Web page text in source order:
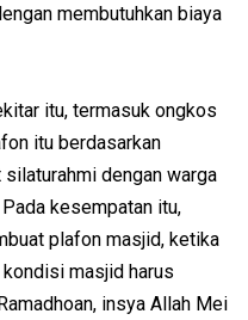
membutuhkan biaya
itu, termasuk ongkos
itu berdasarkan
dengan warga
kesempatan itu,
plafon masjid, ketika
masjid harus
insya Allah Mei